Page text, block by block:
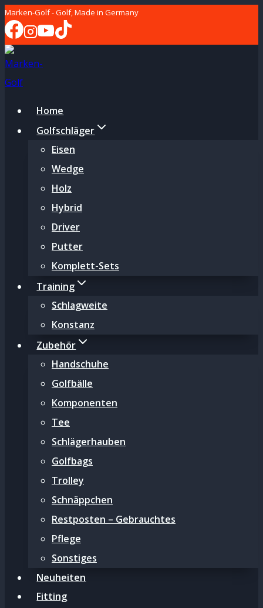
Zum
Inhalt
springen
Marken-Golf - Golf, Made in Germany
Home
Golfschläger
Eisen
Wedge
Holz
Hybrid
Driver
Putter
Komplett-Sets
Training
Schlagweite
Konstanz
Zubehör
Handschuhe
Golfbälle
Komponenten
Tee
Schlägerhauben
Golfbags
Trolley
Schnäppchen
Restposten – Gebrauchtes
Pflege
Sonstiges
Neuheiten
Fitting